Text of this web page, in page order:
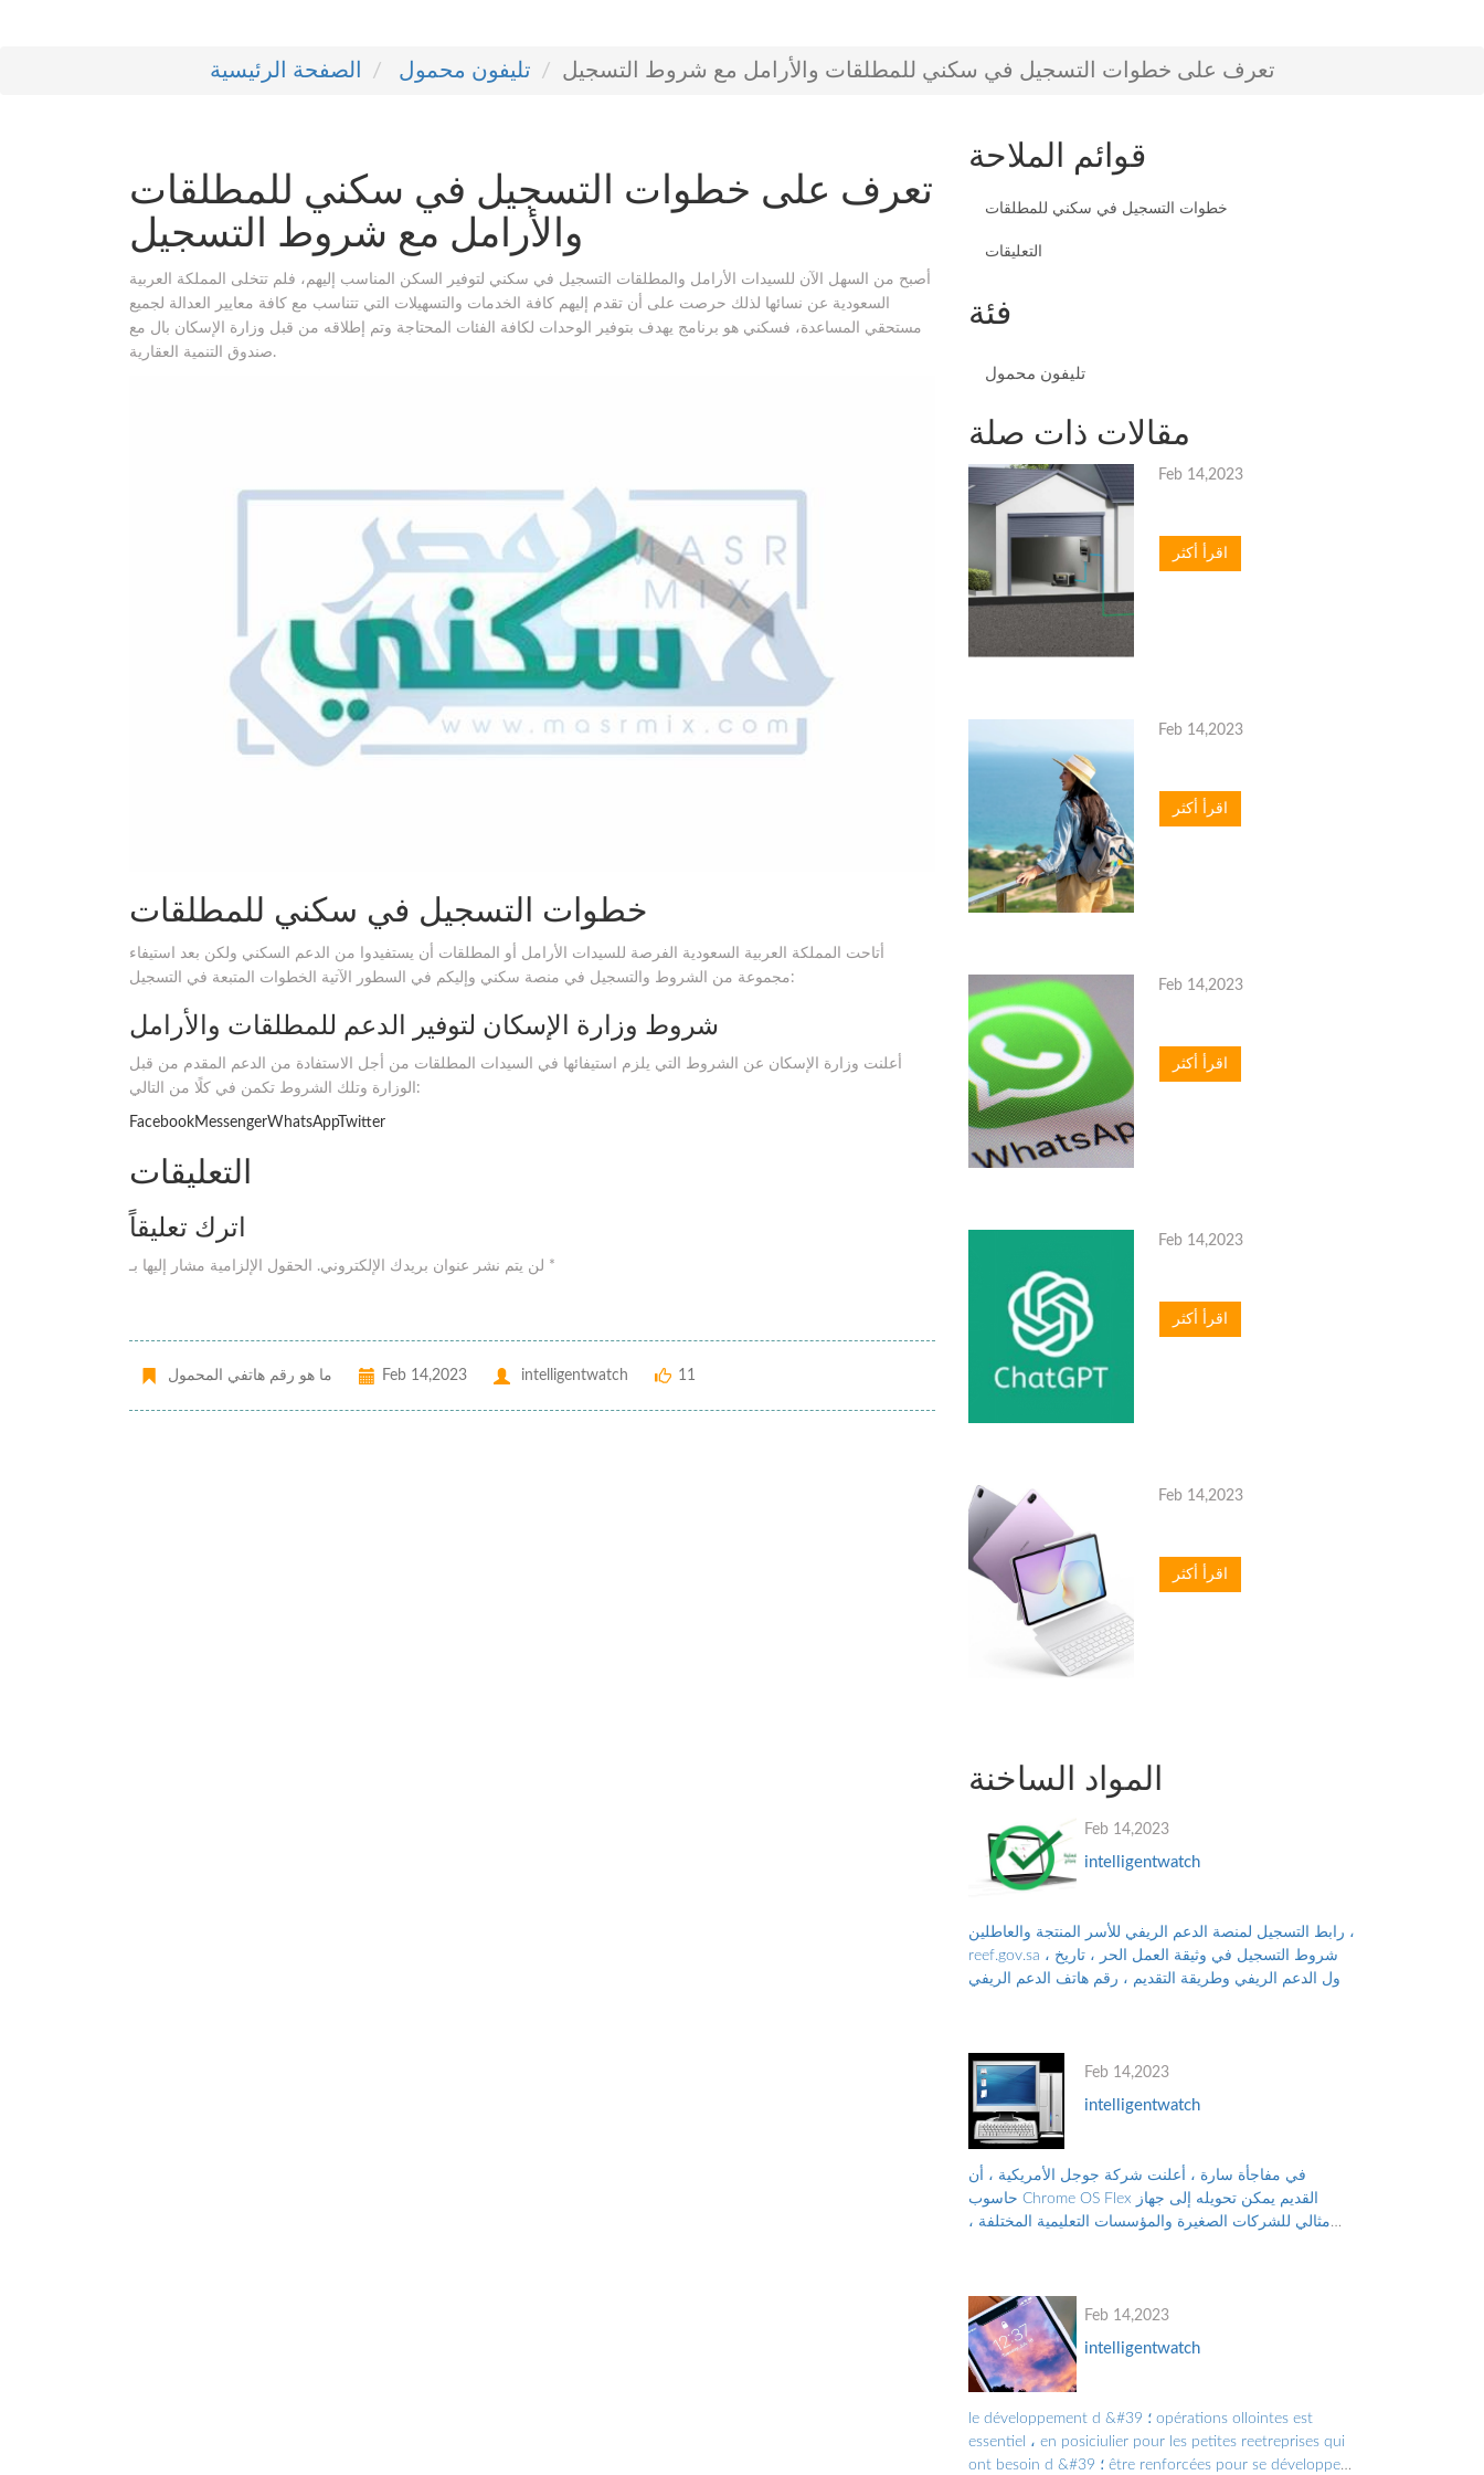
الصفحة الرئيسية تليفون محمول تعرف على خطوات التسجيل في سكني للمطلقات والأرامل مع شروط التسجيل
تعرف على خطوات التسجيل في سكني للمطلقات
والأرامل مع شروط التسجيل
أصبح من السهل الآن للسيدات الأرامل والمطلقات التسجيل في سكني لتوفير السكن المناسب إليهم، فلم تتخلى المملكة العربية
السعودية عن نسائها لذلك حرصت على أن تقدم إليهم كافة الخدمات والتسهيلات التي تتناسب مع كافة معايير العدالة لجميع
مستحقي المساعدة، فسكني هو برنامج يهدف بتوفير الوحدات لكافة الفئات المحتاجة وتم إطلاقه من قبل وزارة الإسكان بال مع
صندوق التنمية العقارية.
خطوات التسجيل في سكني للمطلقات
أتاحت المملكة العربية السعودية الفرصة للسيدات الأرامل أو المطلقات أن يستفيدوا من الدعم السكني ولكن بعد استيفاء
مجموعة من الشروط والتسجيل في منصة سكني وإليكم في السطور الآتية الخطوات المتبعة في التسجيل:
شروط وزارة الإسكان لتوفير الدعم للمطلقات والأرامل
أعلنت وزارة الإسكان عن الشروط التي يلزم استيفائها في السيدات المطلقات من أجل الاستفادة من الدعم المقدم من قبل
الوزارة وتلك الشروط تكمن في كلًا من التالي:
FacebookMessengerWhatsAppTwitter
التعليقات
اترك تعليقاً
لن يتم نشر عنوان بريدك الإلكتروني. الحقول الإلزامية مشار إليها بـ *
ما هو رقم هاتفي المحمول Feb 14,2023 intelligentwatch 11
قوائم الملاحة
خطوات التسجيل في سكني للمطلقات
التعليقات
فئة
تليفون محمول
مقالات ذات صلة
Feb 14,2023
اقرأ أكثر
Feb 14,2023
اقرأ أكثر
Feb 14,2023
اقرأ أكثر
Feb 14,2023
اقرأ أكثر
Feb 14,2023
اقرأ أكثر
المواد الساخنة
Feb 14,2023
intelligentwatch
رابط التسجيل لمنصة الدعم الريفي للأسر المنتجة والعاطلين ،
reef.gov.sa ، شروط التسجيل في وثيقة العمل الحر ، تاريخ
نزول الدعم الريفي وطريقة التقديم ، رقم هاتف الدعم الريفي
Feb 14,2023
intelligentwatch
في مفاجأة سارة ، أعلنت شركة جوجل الأمريكية ، أن
حاسوب Chrome OS Flex القديم يمكن تحويله إلى جهاز
مثالي للشركات الصغيرة والمؤسسات التعليمية المختلفة ،
Feb 14,2023
intelligentwatch
le développement d &#39 ؛ opérations ollointes est
essentiel ، en posiciulier pour les petites reetreprises qui
ont besoin d &#39 ؛ être renforcées pour se développer